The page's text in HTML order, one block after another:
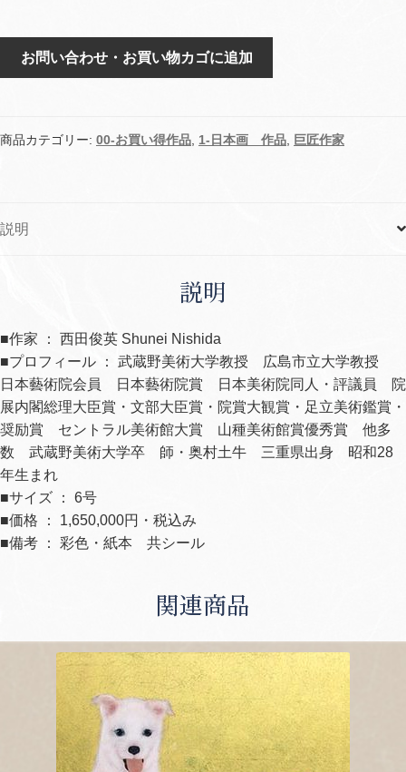
お問い合わせ・お買い物カゴに追加
商品カテゴリー: 00-お買い得作品 1-日本画 作品 巨匠作家
説明
説明
■作家 ： 西田俊英 Shunei Nishida
■プロフィール ： 武蔵野美術大学教授 広島市立大学教授
日本藝術院会員 日本藝術院賞 日本美術院同人・評議員 院
展内閣総理大臣賞・文部大臣賞・院賞大観賞・足立美術鑑賞・
奨励賞 セントラル美術館大賞 山種美術館賞優秀賞 他多
数 武蔵野美術大学卒 師・奥村土牛 三重県出身 昭和28
年生まれ
■サイズ ： 6号
■価格 ： 1,650,000円・税込み
■備考 ： 彩色・紙本 共シール
関連商品